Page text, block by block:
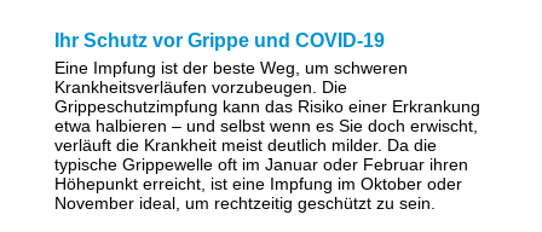
Ihr Schutz vor Grippe und COVID-19
Eine Impfung ist der beste Weg, um schweren
Krankheitsverläufen vorzubeugen. Die
Grippeschutzimpfung kann das Risiko einer Erkrankung
etwa halbieren – und selbst wenn es Sie doch erwischt,
verläuft die Krankheit meist deutlich milder. Da die
typische Grippewelle oft im Januar oder Februar ihren
Höhepunkt erreicht, ist eine Impfung im Oktober oder
November ideal, um rechtzeitig geschützt zu sein.